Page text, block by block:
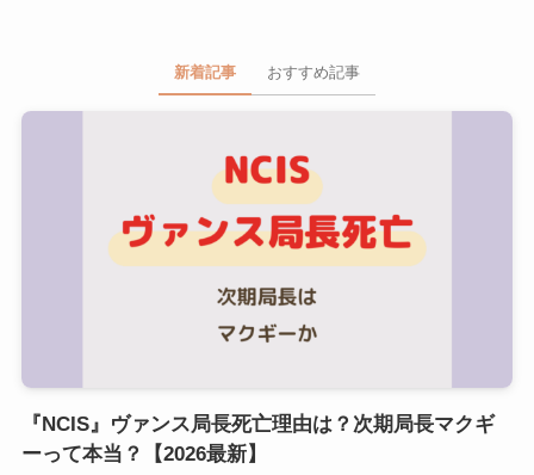
新着記事 おすすめ記事
『NCIS』ヴァンス局長死亡理由は？次期局長マクギ
ーって本当？【2026最新】